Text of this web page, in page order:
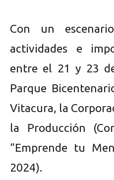
Con un
actividades e
entre el 21 y 23
Parque
Vitacura, la
la Producción
“Emprende tu
2024).